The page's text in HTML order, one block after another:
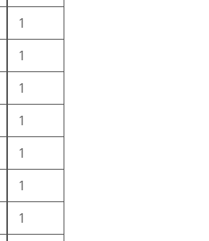
1
1
1
1
1
1
1